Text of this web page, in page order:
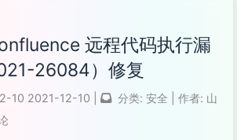
远程代码执行漏
26084）修复
10 2021-12-10 分类: 安全 作者: 山